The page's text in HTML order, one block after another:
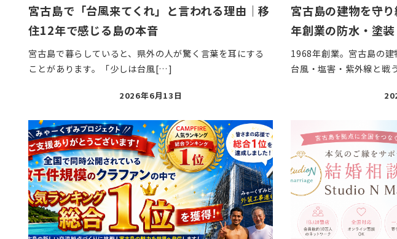
宮古島で「台風来てくれ」と言われる理由｜移
住12年で感じる島の本音
宮古島で暮らしていると、県外の人が驚く言葉を耳にする
ことがあります。「少しは台風[…]
投
日
2026年6月13日
宮古島の建物を守
年創業の防水・塗
1968年創業。宮古島の建
台風・塩害・紫外線と
投
日